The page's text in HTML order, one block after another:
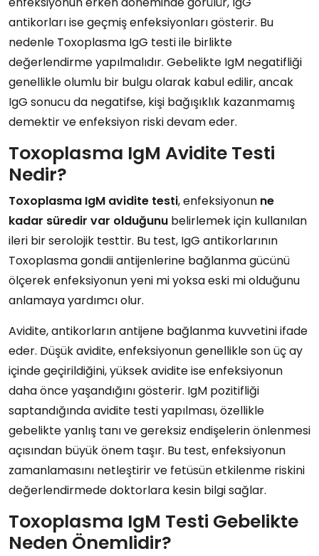
antikorları ise geçmiş enfeksiyonları gösterir. Bu
nedenle Toxoplasma IgG testi ile birlikte
değerlendirme yapılmalıdır. Gebelikte IgM negatifliği
genellikle olumlu bir bulgu olarak kabul edilir, ancak
IgG sonucu da negatifse, kişi bağışıklık kazanmamış
demektir ve enfeksiyon riski devam eder.
Toxoplasma IgM Avidite Testi
Nedir?
Toxoplasma IgM avidite testi, enfeksiyonun ne
kadar süredir var olduğunu belirlemek için kullanılan
ileri bir serolojik testtir. Bu test, IgG antikorlarının
Toxoplasma gondii antijenlerine bağlanma gücünü
ölçerek enfeksiyonun yeni mi yoksa eski mi olduğunu
anlamaya yardımcı olur.
Avidite, antikorların antijene bağlanma kuvvetini ifade
eder. Düşük avidite, enfeksiyonun genellikle son üç ay
içinde geçirildiğini, yüksek avidite ise enfeksiyonun
daha önce yaşandığını gösterir. IgM pozitifliği
saptandığında avidite testi yapılması, özellikle
gebelikte yanlış tanı ve gereksiz endişelerin önlenmesi
açısından büyük önem taşır. Bu test, enfeksiyonun
zamanlamasını netleştirir ve fetüsün etkilenme riskini
değerlendirmede doktorlara kesin bilgi sağlar.
Toxoplasma IgM Testi Gebelikte
Neden Önemlidir?